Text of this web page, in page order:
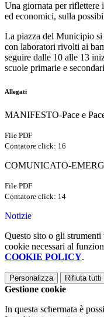
Una giornata per riflettere
ed economici, sulla
La piazza del Municipio si
con laboratori rivolti ai
seguire dalle 10 alle 13
scuole primarie e
Allegati
MANIFESTO-Pace e
File PDF
Contatore click: 16
COMUNICATO-
File PDF
Contatore click: 14
Notizie
Questo sito o gli
cookie necessari al
COOKIE POLICY.
Personalizza Rifiuta tutti
Gestione cookie
In questa schermata è